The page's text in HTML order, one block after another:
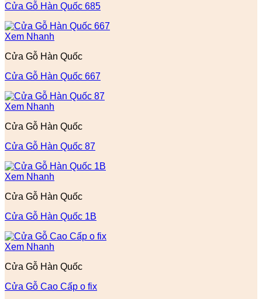
Cửa Gỗ Hàn Quốc 685
Xem Nhanh
Cửa Gỗ Hàn Quốc
Cửa Gỗ Hàn Quốc 667
Xem Nhanh
Cửa Gỗ Hàn Quốc
Cửa Gỗ Hàn Quốc 87
Xem Nhanh
Cửa Gỗ Hàn Quốc
Cửa Gỗ Hàn Quốc 1B
Xem Nhanh
Cửa Gỗ Hàn Quốc
Cửa Gỗ Cao Cấp o fix